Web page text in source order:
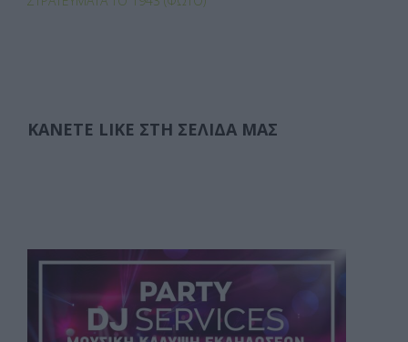
ΚΆΝΕΤΕ LIKE ΣΤΗ ΣΕΛΊΔΑ ΜΑΣ